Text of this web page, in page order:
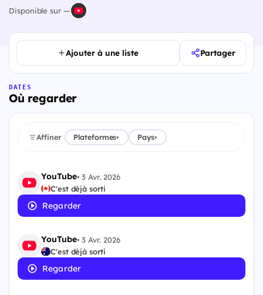
Disponible sur —
Ajouter à une liste Partager
DATES
Où regarder
Affiner Plateformes▾ Pays▾
YouTube•3 Avr. 2026
C'est déjà sorti
Regarder
YouTube•3 Avr. 2026
C'est déjà sorti
Regarder